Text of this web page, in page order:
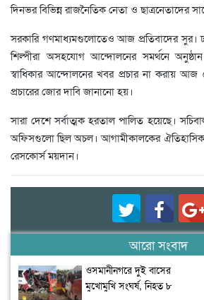
দিনভর বিভিন্ন রাজনৈতিক নেতা ও ছাত্রনেতাদের
সরকারি গণমাধ্যমগুলোতেও আজ প্রতিবাদের সুর।
শিল্পীরা অসহযোগ আন্দোলনের সমর্থনে
স্বাধিকার আন্দোলনের খবর প্রচার না করায় আজ
প্রচারের জোর দাবি জানানো হয়।
সারা দেশে সর্বাত্মক হরতাল পালিত হয়েছে।
অফিসগুলো ছিল অচল। আগামীকালকের ঐতিহাসিক
রেসকোর্স ময়দান।
আরো সংবাদ
ওসমানীনগরে দুই বাসের
মুখোমুখি সংঘর্ষ, নিহত ৮